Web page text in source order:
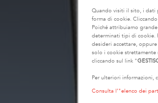
Quando visiti il sito, i dati
forma di cookie.
Poiché attribuiamo
determinati tipi di cookie.
desideri accettare, oppure
solo i cookie strettamente
cliccando sul link "
Per ulteriori informazioni,
Consulta l’"elenco dei